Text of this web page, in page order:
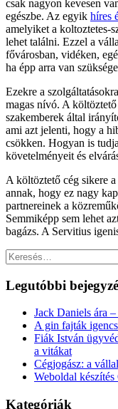
csak nagyon kevesen
egészbe. Az egyik híres
amelyiket a koltoztetes-
lehet találni. Ezzel a
fővárosban, vidéken,
ha épp arra van
Ezekre a
magas nívó. A
szakemberek által
ami azt jelenti, hogy a
csökken. Hogyan is
követelményeit és
A költöztető cég sikere
annak, hogy ez nagy
partnereinek a
Semmiképp sem lehet
bagázs. A Servitius
Keresés:
Legutóbbi
Jack Daniels ára
A gin fajták
Fiák István
a vitákat
Cégjogász: a
Weboldal
Kategóriák